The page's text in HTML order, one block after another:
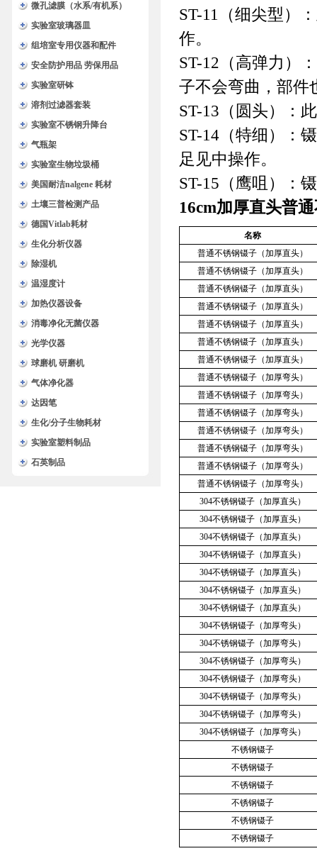
微孔滤膜（水系/有机系）
实验室玻璃器皿
组培室专用仪器和配件
安全防护用品 劳保用品
实验室研钵
溶剂过滤器套装
实验室不锈钢升降台
气瓶架
实验室生物垃圾桶
美国耐洁nalgene 耗材
土壤三普检测产品
德国Vitlab耗材
生化分析仪器
除湿机
温湿度计
加热仪器设备
消毒净化无菌仪器
光学仪器
球磨机 研磨机
气体净化器
达因笔
生化/分子生物耗材
实验室塑料制品
石英制品
ST-11（细尖型）
作。
ST-12（高弹力）
子不会弯曲，部件
ST-13（圆头）：
ST-14（特细）：
足见中操作。
ST-15（鹰咀）：
16cm加厚直头普
名称
普通不锈钢镊子（加厚直头）
普通不锈钢镊子（加厚直头）
普通不锈钢镊子（加厚直头）
普通不锈钢镊子（加厚直头）
普通不锈钢镊子（加厚直头）
普通不锈钢镊子（加厚直头）
普通不锈钢镊子（加厚直头）
普通不锈钢镊子（加厚弯头）
普通不锈钢镊子（加厚弯头）
普通不锈钢镊子（加厚弯头）
普通不锈钢镊子（加厚弯头）
普通不锈钢镊子（加厚弯头）
普通不锈钢镊子（加厚弯头）
普通不锈钢镊子（加厚弯头）
304不锈钢镊子（加厚直头）
304不锈钢镊子（加厚直头）
304不锈钢镊子（加厚直头）
304不锈钢镊子（加厚直头）
304不锈钢镊子（加厚直头）
304不锈钢镊子（加厚直头）
304不锈钢镊子（加厚直头）
304不锈钢镊子（加厚弯头）
304不锈钢镊子（加厚弯头）
304不锈钢镊子（加厚弯头）
304不锈钢镊子（加厚弯头）
304不锈钢镊子（加厚弯头）
304不锈钢镊子（加厚弯头）
304不锈钢镊子（加厚弯头）
不锈钢镊子
不锈钢镊子
不锈钢镊子
不锈钢镊子
不锈钢镊子
不锈钢镊子